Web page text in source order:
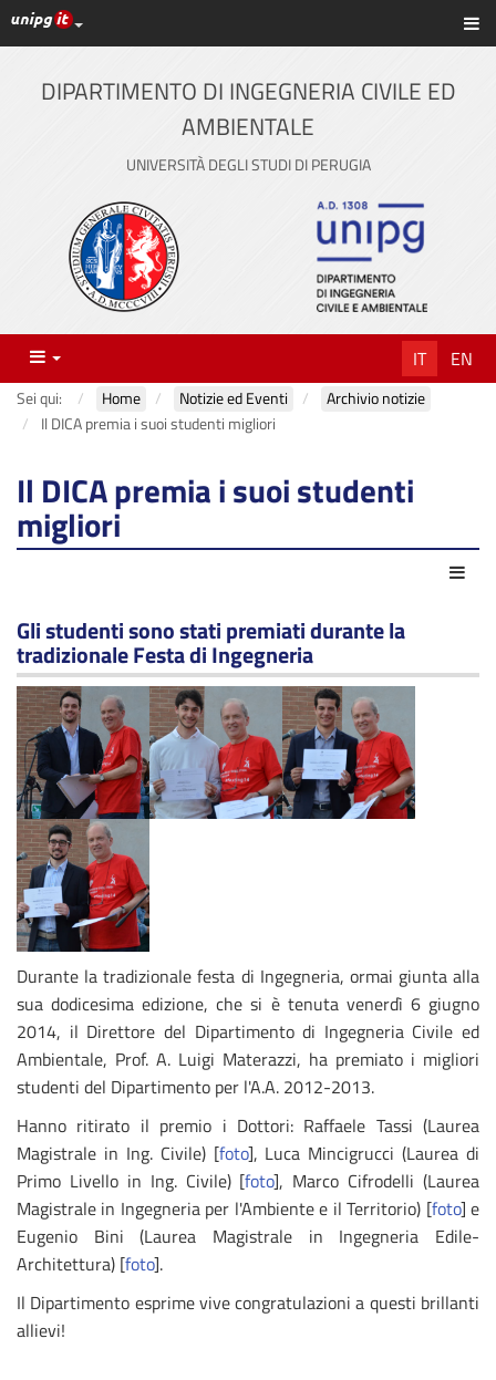
Vai
al
contenuto
principale
Link ai principali servizi web di Ateneo
DIPARTIMENTO DI INGEGNERIA CIVILE ED
AMBIENTALE
UNIVERSITÀ DEGLI STUDI DI PERUGIA
Menu IT EN
Sei qui: Home Notizie ed Eventi
Archivio notizie
Il DICA premia i suoi studenti migliori
Il DICA premia i suoi studenti
migliori
Gli studenti sono stati premiati durante la
tradizionale Festa di Ingegneria
Durante la tradizionale festa di Ingegneria, ormai giunta alla
sua dodicesima edizione, che si è tenuta venerdì 6 giugno
2014, il Direttore del Dipartimento di Ingegneria Civile ed
Ambientale, Prof. A. Luigi Materazzi, ha premiato i migliori
studenti del Dipartimento per l'A.A. 2012-2013.
Hanno ritirato il premio i Dottori: Raffaele Tassi (Laurea
Magistrale in Ing. Civile) [foto], Luca Mincigrucci (Laurea di
Primo Livello in Ing. Civile) [foto], Marco Cifrodelli (Laurea
Magistrale in Ingegneria per l'Ambiente e il Territorio) [foto] e
Eugenio Bini (Laurea Magistrale in Ingegneria Edile-
Architettura) [foto].
Il Dipartimento esprime vive congratulazioni a questi brillanti
allievi!